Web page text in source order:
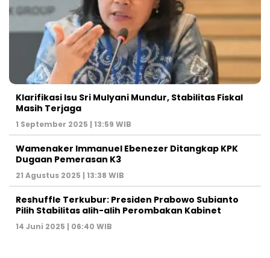
Klarifikasi Isu Sri Mulyani Mundur, Stabilitas Fiskal
Masih Terjaga
1 September 2025 | 13:59 WIB
Wamenaker Immanuel Ebenezer Ditangkap KPK
Dugaan Pemerasan K3
21 Agustus 2025 | 13:38 WIB
Reshuffle Terkubur: Presiden Prabowo Subianto
Pilih Stabilitas alih-alih Perombakan Kabinet
14 Juni 2025 | 06:40 WIB